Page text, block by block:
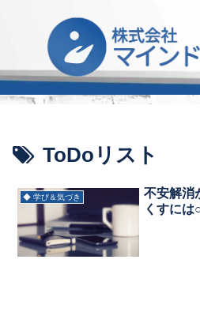
ToDoリスト
◆ 学び＆気づき
不安解消
くすには